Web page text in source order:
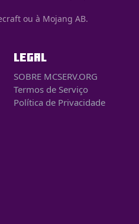
ou à Mojang AB.
LEGAL
SOBRE MCSERV.ORG
Termos de Serviço
Política de Privacidade